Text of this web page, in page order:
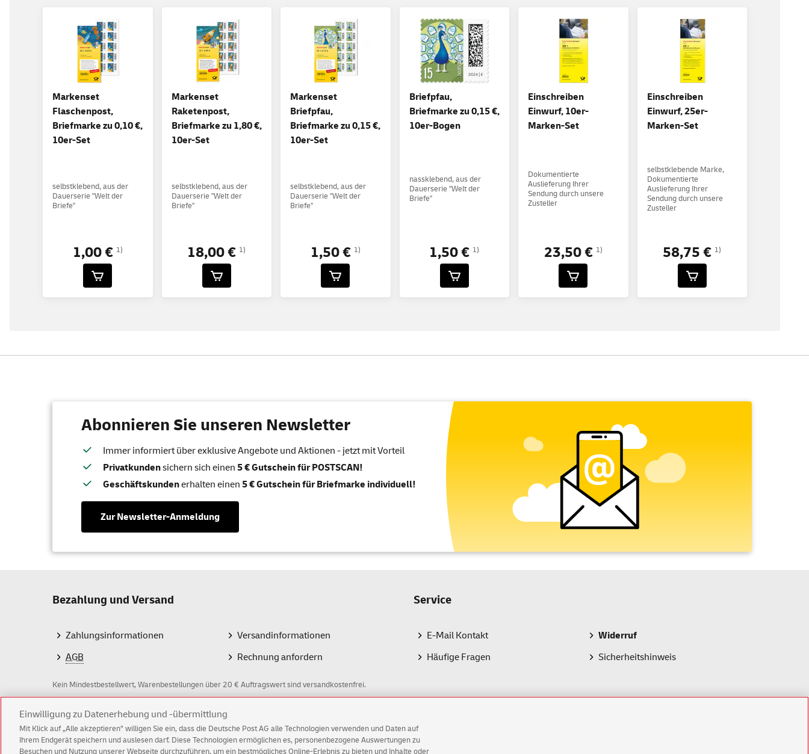
Markenset
Flaschenpost,
Briefmarke zu 0,10 €,
10er-Set
selbstklebend, aus der
Dauerserie "Welt der
Briefe"
1,00 € 1)
Markenset
Raketenpost,
Briefmarke zu 1,80 €,
10er-Set
selbstklebend, aus der
Dauerserie "Welt der
Briefe"
18,00 € 1)
Markenset
Briefpfau,
Briefmarke zu 0,15 €,
10er-Set
selbstklebend, aus der
Dauerserie "Welt der
Briefe"
1,50 € 1)
Briefpfau,
Briefmarke zu 0,15 €,
10er-Bogen
nassklebend, aus der
Dauerserie "Welt der
Briefe"
1,50 € 1)
Einschreiben
Einwurf, 10er-
Marken-Set
Dokumentierte
Auslieferung Ihrer
Sendung durch unsere
Zusteller
23,50 € 1)
Einschreiben
Einwurf, 25er-
Marken-Set
selbstklebende Marke,
Dokumentierte
Auslieferung Ihrer
Sendung durch unsere
Zusteller
58,75 € 1)
Abonnieren Sie unseren Newsletter
Immer informiert über exklusive Angebote und Aktionen - jetzt mit Vorteil
Privatkundensichern sich einen 5 € Gutschein für POSTSCAN!
Geschäftskundenerhalten einen 5 € Gutschein für Briefmarke individuell!
Zur Newsletter-Anmeldung
Bezahlung und Versand
Zahlungsinformationen
AGB
Versandinformationen
Rechnung anfordern
Service
E-Mail Kontakt
Häufige Fragen
Widerruf
Sicherheitshinweis
Kein Mindestbestellwert, Warenbestellungen über 20 € Auftragswert sind versandkostenfrei.
Z
a
Einwilligung zu Datenerhebung und -übermittlung
Mit Klick auf „Alle akzeptieren” willigen Sie ein, dass die Deutsche Post AG alle Technologien verwenden und Daten auf
Ihrem Endgerät speichern und auslesen darf. Diese Technologien ermöglichen es, personenbezogene Auswertungen zu
Besuchen und Nutzung unserer Webseite durchzuführen, um ein bestmögliches Online-Erlebnis zu bieten und Inhalte oder